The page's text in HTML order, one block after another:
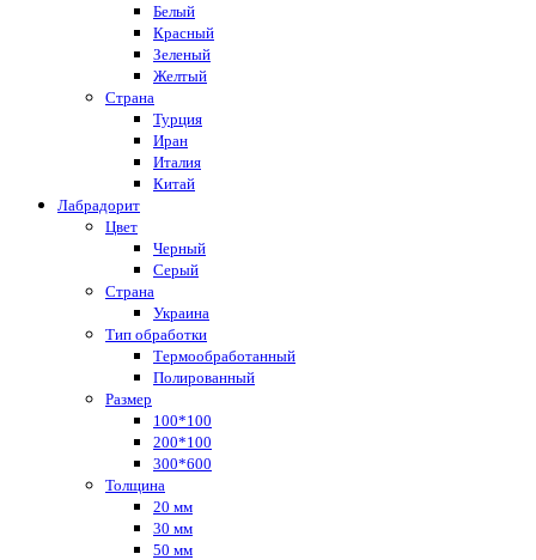
Белый
Красный
Зеленый
Желтый
Страна
Турция
Иран
Италия
Китай
Лабрадорит
Цвет
Черный
Серый
Страна
Украина
Тип обработки
Термообработанный
Полированный
Размер
100*100
200*100
300*600
Толщина
20 мм
30 мм
50 мм